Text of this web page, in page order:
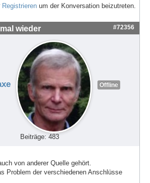
Registrieren um der Konversation beizutreten.
wieder #72356
Offline
Beiträge: 483
von anderer Quelle gehört.
Problem der verschiedenen Anschlüsse